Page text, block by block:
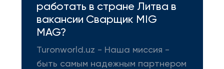
работать в стране Литва в
вакансии Сварщик MIG
MAG?
Turonworld.uz - Наша миссия -
быть самым надежным партнером